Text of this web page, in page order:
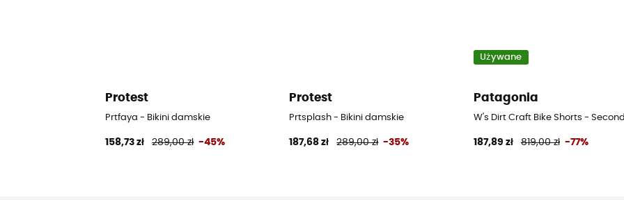
Protest
Prtfaya - Bikini damskie
158,73 zł 289,00 zł -45%
Protest
Prtsplash - Bikini damskie
187,68 zł 289,00 zł -35%
Używane
Patagonia
W's Dirt Craft Bike Shorts -
187,89 zł 819,00 zł -77%